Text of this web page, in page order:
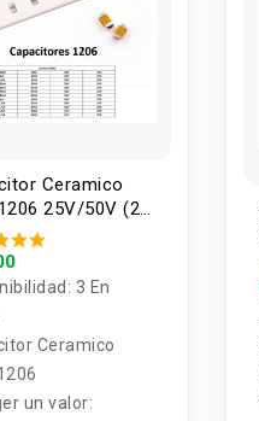
Ceramico
25V/50V (2
3 En
Ceramico
un valor: